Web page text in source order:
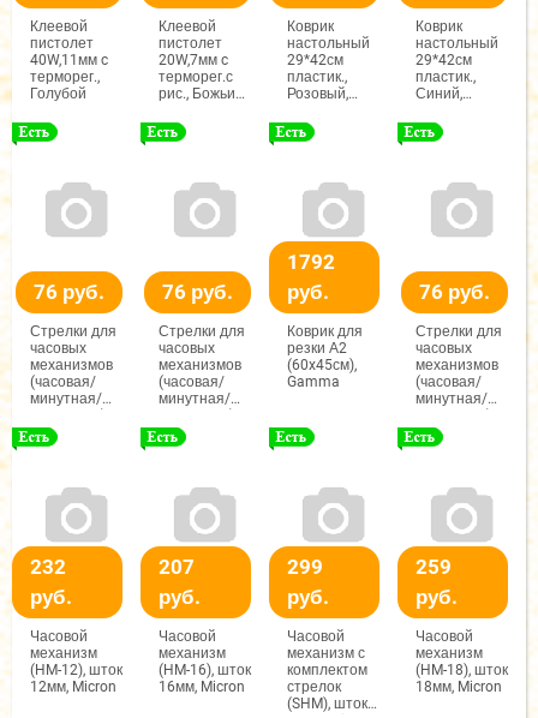
Клеевой
пистолет
40W,11мм c
терморег.,
Голубой
Клеевой
пистолет
20W,7мм c
терморег.с
рис., Божьи
Коврик
настольный
29*42см
пластик.,
Розовый,
Коврик
настольный
29*42см
пластик.,
Синий,
76 руб.
Стрелки для
часовых
механизмов
(часовая/
минутная/
(ЧМС),
68/96/92мм,
Гамма
76 руб.
Стрелки для
часовых
механизмов
(часовая/
минутная/
(ЧМС),
60/88/85мм,
Гамма
1792
руб.
Коврик для
резки А2
(60x45см),
Gamma
76 руб.
Стрелки для
часовых
механизмов
(часовая/
минутная/
(ЧМС),
82/117/107мм,
Гамма
232
руб.
Часовой
механизм
(HM-12), шток
12мм, Micron
207
руб.
Часовой
механизм
(HM-16), шток
16мм, Micron
299
руб.
Часовой
механизм с
комплектом
стрелок
(SHM), шток
259
руб.
Часовой
механизм
(HM-18), шток
18мм, Micron